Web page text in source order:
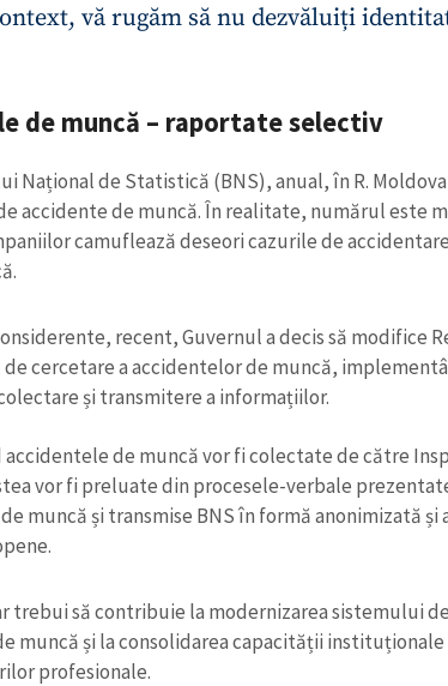
vă rugăm să nu dezvăluiți
de muncă – raportate selectiv
Național de Statistică (BNS), anual, în R.
accidente de muncă. În realitate, numărul este
camuflează deseori cazurile de
recent, Guvernul a decis să modifice
cercetare a accidentelor de muncă,
și transmitere a informațiilor.
accidentele de muncă vor fi colectate de către
vor fi preluate din procesele-verbale
muncă și transmise BNS în formă anonimizată și
trebui să contribuie la modernizarea sistemului
muncă și la consolidarea capacității
profesionale.